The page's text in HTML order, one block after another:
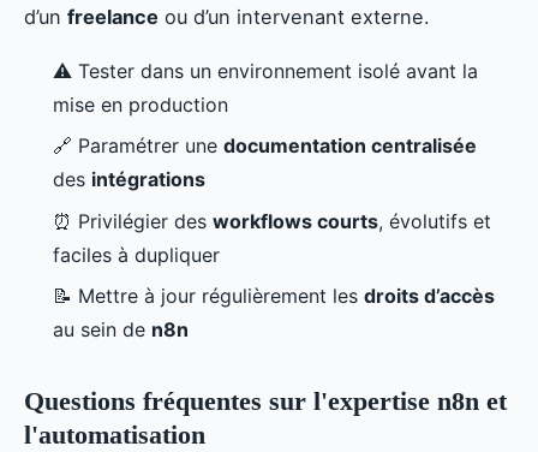
d’un freelance ou d’un intervenant externe.
⚠️ Tester dans un environnement isolé avant la
mise en production
🔗 Paramétrer une documentation centralisée
des intégrations
⏰ Privilégier des workflows courts, évolutifs et
faciles à dupliquer
📝 Mettre à jour régulièrement les droits d’accès
au sein de n8n
Questions fréquentes sur l'expertise n8n et
l'automatisation